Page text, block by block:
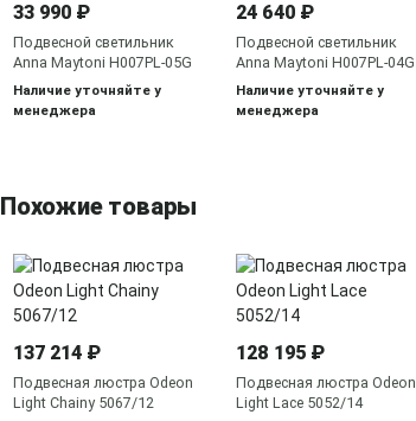
33 990 ₽
Подвесной светильник
Anna Maytoni H007PL-05G
Наличие уточняйте у
менеджера
24 640 ₽
Подвесной светильник
Anna Maytoni H007PL-04G
Наличие уточняйте у
менеджера
Похожие товары
137 214 ₽
Подвесная люстра Odeon
Light Chainy 5067/12
128 195 ₽
Подвесная люстра Odeon
Light Lace 5052/14